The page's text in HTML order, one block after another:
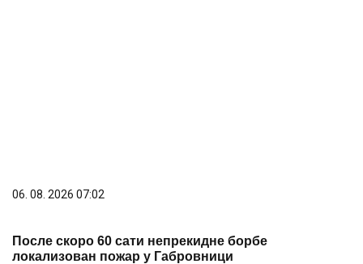
06. 08. 2026 07:02
После скоро 60 сати непрекидне борбе
локализован пожар у Габровници